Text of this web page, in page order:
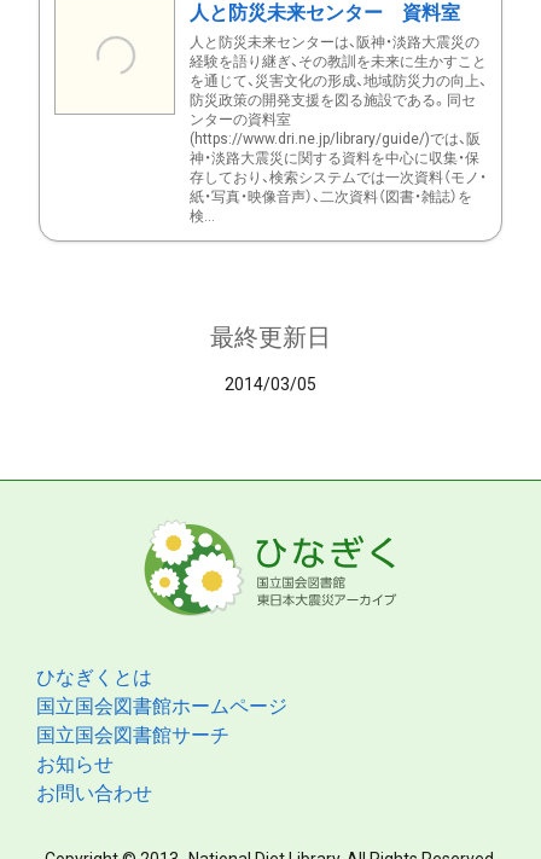
人と防災未来センター 資料室
人と防災未来センターは、阪神・淡路大震災の
経験を語り継ぎ、その教訓を未来に生かすこと
を通じて、災害文化の形成、地域防災力の向上、
防災政策の開発支援を図る施設である。同セ
ンターの資料室
(https://www.dri.ne.jp/library/guide/)では、阪
神・淡路大震災に関する資料を中心に収集・保
存しており、検索システムでは一次資料（モノ・
紙・写真・映像音声）、二次資料（図書・雑誌）を
検...
最終更新日
2014/03/05
ひなぎくとは
国立国会図書館ホームページ
国立国会図書館サーチ
お知らせ
お問い合わせ